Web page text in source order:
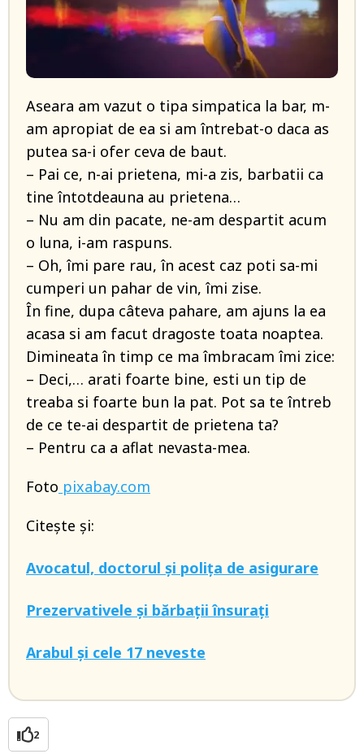
Aseara am vazut o tipa simpatica la bar, m-
am apropiat de ea si am întrebat-o daca as
putea sa-i ofer ceva de baut.
– Pai ce, n-ai prietena, mi-a zis, barbatii ca
tine întotdeauna au prietena…
– Nu am din pacate, ne-am despartit acum
o luna, i-am raspuns.
– Oh, îmi pare rau, în acest caz poti sa-mi
cumperi un pahar de vin, îmi zise.
În fine, dupa câteva pahare, am ajuns la ea
acasa si am facut dragoste toata noaptea.
Dimineata în timp ce ma îmbracam îmi zice:
– Deci,… arati foarte bine, esti un tip de
treaba si foarte bun la pat. Pot sa te întreb
de ce te-ai despartit de prietena ta?
– Pentru ca a aflat nevasta-mea.
Foto pixabay.com
Citește și:
Avocatul, doctorul și polița de asigurare
Prezervativele și bărbații însurați
Arabul și cele 17 neveste
2